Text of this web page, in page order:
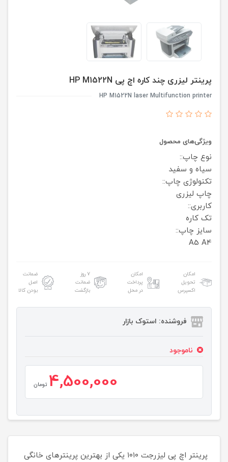
پرینتر لیزری چند کاره اچ پی HP M1522N
HP M1522N laser Multifunction printer
ویژگی‌های محصول
نوع چاپ::
سیاه و سفید
تکنولوژی چاپ::
چاپ لیزری
کاربری::
تک کاره
سایز چاپ::
A5 A4
امکان
تحویل
اکسپرس
امکان
پرداخت
در محل
۷ روز
ضمانت
بازگشت
ضمانت
اصل
بودن کالا
فروشنده: استوک بازار
ناموجود
4,500,000 تومان
پرینتر اچ پی لیزرجت ۱۰۱۰ یکی از بهترین پرینترهای خانگی